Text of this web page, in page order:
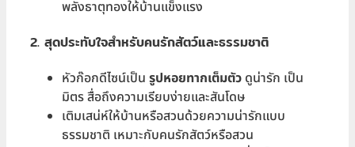
พลังธาตุทองให้บ้านแข็งแรง
2. สุดประทับใจสำหรับคนรักสัตว์และธรรมชาติ
หัวก๊อกดีไซน์เป็น รูปหอยทากเต็มตัว ดูน่ารัก เป็น
มิตร สื่อถึงความเรียบง่ายและสันโดษ
เติมเสน่ห์ให้บ้านหรือสวนด้วยความน่ารักแบบ
ธรรมชาติ เหมาะกับคนรักสัตว์หรือสวน